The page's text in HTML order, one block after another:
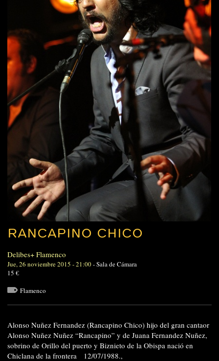
RANCAPINO CHICO
Delibes+ Flamenco
Jue, 26 noviembre 2015 - 21:00-Sala de Cámara
15 €
Flamenco
Alonso Nuñez Fernandez (Rancapino Chico) hijo del gran cantaor
Alonso Nuñez Nuñez “Rancapino” y de Juana Fernandez Nuñez,
sobrino de Orillo del puerto y Biznieto de la Obispa nació en
Chiclana de la frontera 12/07/1988.,